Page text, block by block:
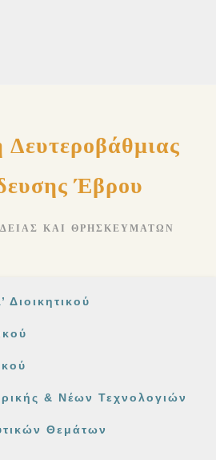
Δευτεροβάθμιας
Έβρου
ΚΑΙ ΘΡΗΣΚΕΥΜΆΤΩΝ
Διοικητικού
& Νέων Τεχνολογιών
Θεμάτων